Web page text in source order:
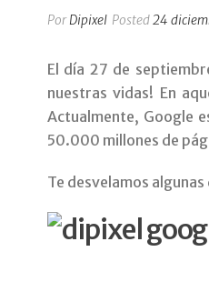
PorDipixel Posted24
El día 27 de
nuestras vidas! En
Actualmente, Google
50.000 millones de
Te desvelamos